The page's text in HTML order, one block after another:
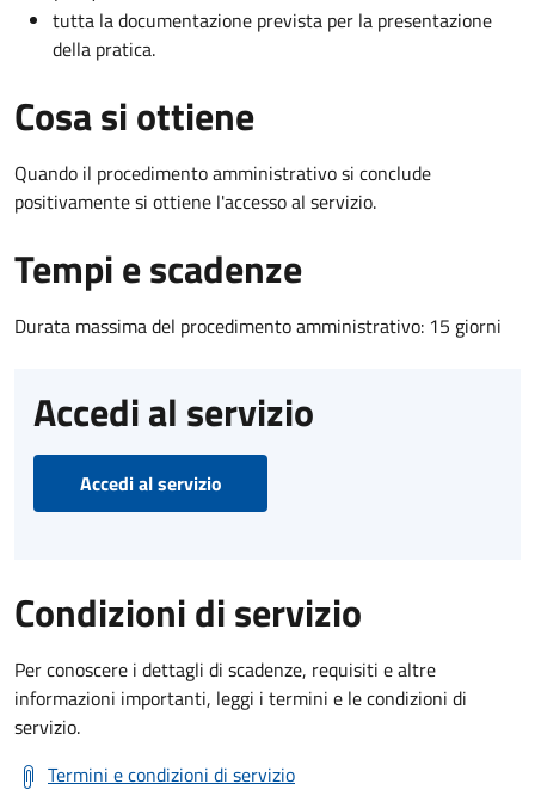
tutta la documentazione prevista per la presentazione
della pratica.
Cosa si ottiene
Quando il procedimento amministrativo si conclude
positivamente si ottiene l'accesso al servizio.
Tempi e scadenze
Durata massima del procedimento amministrativo: 15 giorni
Accedi al servizio
Accedi al servizio
Condizioni di servizio
Per conoscere i dettagli di scadenze, requisiti e altre
informazioni importanti, leggi i termini e le condizioni di
servizio.
Termini e condizioni di servizio